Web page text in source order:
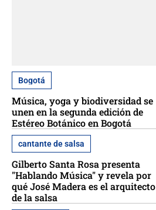
Bogotá
Música, yoga y biodiversidad se
unen en la segunda edición de
Estéreo Botánico en Bogotá
cantante de salsa
Gilberto Santa Rosa presenta
"Hablando Música" y revela por
qué José Madera es el arquitecto
de la salsa